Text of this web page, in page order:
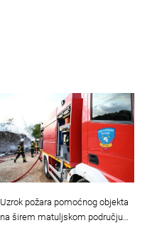
Uzrok požara pomoćnog objekta
na širem matuljskom području…